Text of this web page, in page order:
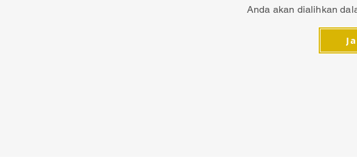
Anda akan dialihkan